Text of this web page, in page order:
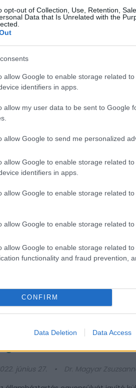
opt-out of Collection, Use, Retention,
Data that Is Unrelated with the
allow Google to enable storage related
identifiers in apps.
allow my user data to be sent to Google
allow Google to send me personalized
allow Google to enable storage related
identifiers in apps.
allow Google to enable storage related
allow Google to enable storage related to
allow Google to enable storage related
functionality and fraud prevention,
CONFIRM
Data Deletion Data Access
módosítások
július 14.
Dr. Sztanó Imre
Néhány hete írtam egy cikket „Egyre
Mi történt vele?” címmel. Magam sem
ilyen gyorsan mindenki a KATA
hogy a gazdaság
Változik az egyszerűsített
közterhe
június 27.
Dr. Magyar